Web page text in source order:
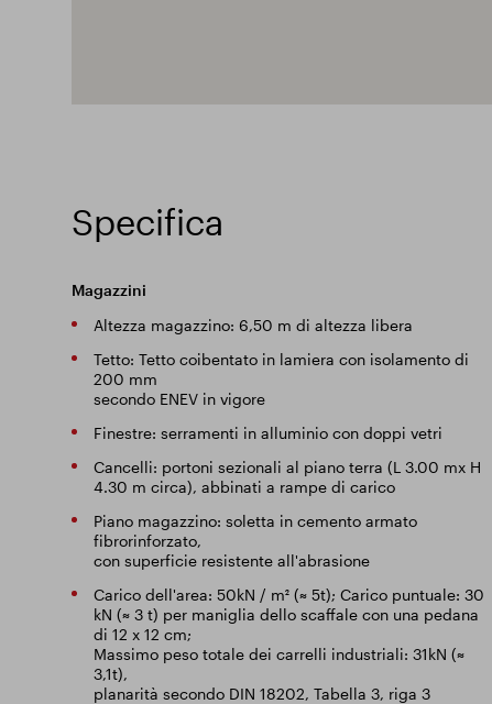
Specifica
Magazzini
Altezza magazzino: 6,50 m di altezza libera
Tetto: Tetto coibentato in lamiera con isolamento di
200 mm
secondo ENEV in vigore
Finestre: serramenti in alluminio con doppi vetri
Cancelli: portoni sezionali al piano terra (L 3.00 mx H
4.30 m circa), abbinati a rampe di carico
Piano magazzino: soletta in cemento armato
fibrorinforzato,
con superficie resistente all'abrasione
Carico dell'area: 50kN / m² (≈ 5t); Carico puntuale: 30
kN (≈ 3 t) per maniglia dello scaffale con una pedana
di 12 x 12 cm;
Massimo peso totale dei carrelli industriali: 31kN (≈
3,1t),
planarità secondo DIN 18202, Tabella 3, riga 3